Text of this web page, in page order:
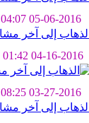
05-06-2016
04:07 PM
04-16-2016
01:42 AM
03-27-2016
08:25 PM